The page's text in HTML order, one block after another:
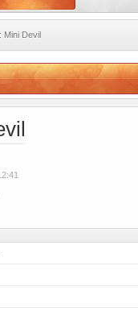
: Mini Devil